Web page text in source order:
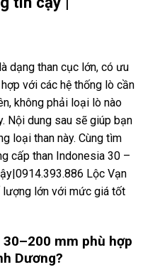
dạng than cục lớn, có ưu
với các hệ thống lò cần
không phải loại lò nào
Nội dung sau sẽ giúp bạn
loại than này. Cùng tìm
cấp than Indonesia 30 –
Lộc Vạn
lượng lớn với mức giá tốt
mm phù hợp
Dương?